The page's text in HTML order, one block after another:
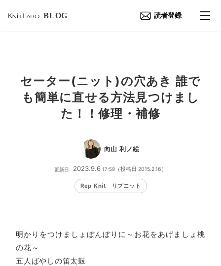
BLOG 読者登録
セーター(ニット)の穴あき 誰で
も簡単に直せる方法見つけまし
た！！修理・補修
向山 利ノ絵
更新日 2023.9.617:59（投稿日 2015.2.16 ）
Rep Knit リプニット
明かりをつけましょぼんぼりに～お花をあげましょ桃
の花～
五人ばやしの笛太鼓